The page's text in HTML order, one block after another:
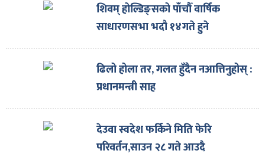
शिवम् होल्डिङ्सको पाँचौँ वार्षिक
साधारणसभा भदौ १४गते हुने
ढिलो होला तर, गलत हुँदैन नआत्तिनुहोस् :
प्रधानमन्त्री साह
देउवा स्वदेश फर्किने मिति फेरि
परिवर्तन,साउन २८ गते आउदै